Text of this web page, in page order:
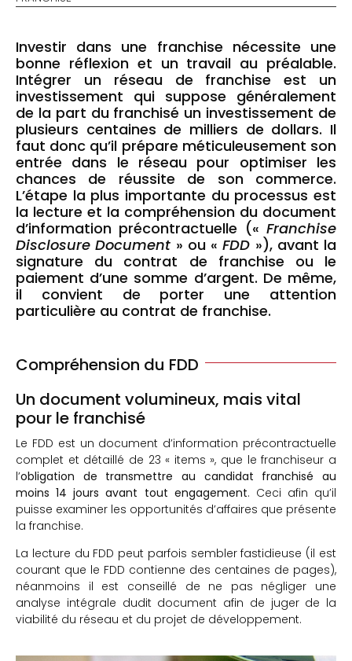
Investir dans une franchise nécessite une
bonne réflexion et un travail au préalable.
Intégrer un réseau de franchise est un
investissement qui suppose généralement
de la part du franchisé un investissement de
plusieurs centaines de milliers de dollars. Il
faut donc qu’il prépare méticuleusement son
entrée dans le réseau pour optimiser les
chances de réussite de son commerce.
L’étape la plus importante du processus est
la lecture et la compréhension du document
d’information précontractuelle (« Franchise
Disclosure Document » ou «FDD »), avant la
signature du contrat de franchise ou le
paiement d’une somme d’argent. De même,
il convient de porter une attention
particulière au contrat de franchise.
Compréhension du FDD
Un document volumineux, mais vital
pour le franchisé
Le FDD est un document d’information précontractuelle
complet et détaillé de 23 « items », que le franchiseur a
l’obligation de transmettre au candidat franchisé au
moins 14 jours avant tout engagement. Ceci afin qu’il
puisse examiner les opportunités d’affaires que présente
la franchise.
La lecture du FDD peut parfois sembler fastidieuse (il est
courant que le FDD contienne des centaines de pages),
néanmoins il est conseillé de ne pas négliger une
analyse intégrale dudit document afin de juger de la
viabilité du réseau et du projet de développement.